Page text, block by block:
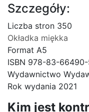
Szczegóły:
Liczba stron 350
Okładka miękka
Format A5
ISBN 978-83-
Wydawnictwo
Rok wydania 2021
Kim jest